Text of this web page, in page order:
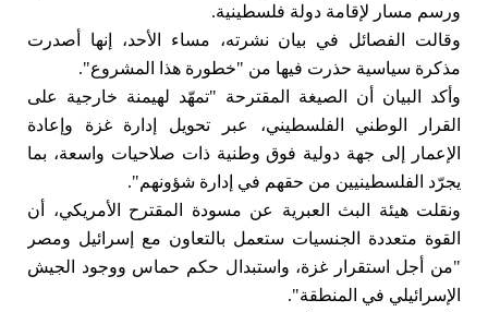
ورسم مسار لإقامة دولة فلسطينية.
وقالت الفصائل في بيان نشرته، مساء الأحد، إنها أصدرت
مذكرة سياسية حذرت فيها من "خطورة هذا المشروع".
وأكد البيان أن الصيغة المقترحة "تمهّد لهيمنة خارجية على
القرار الوطني الفلسطيني، عبر تحويل إدارة غزة وإعادة
الإعمار إلى جهة دولية فوق وطنية ذات صلاحيات واسعة، بما
يجرّد الفلسطينيين من حقهم في إدارة شؤونهم".
ونقلت هيئة البث العبرية عن مسودة المقترح الأمريكي، أن
القوة متعددة الجنسيات ستعمل بالتعاون مع إسرائيل ومصر
"من أجل استقرار غزة، واستبدال حكم حماس ووجود الجيش
الإسرائيلي في المنطقة".